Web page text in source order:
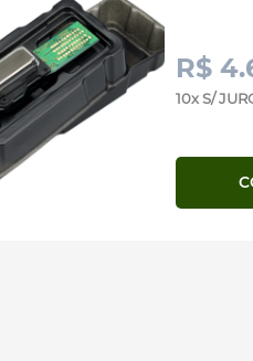
R$
10x S/